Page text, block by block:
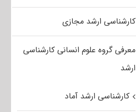
کارشناسی ارشد مجازی
معرفی گروه علوم انسانی کارشناسی
ارشد
کارشناسی ارشد آماد